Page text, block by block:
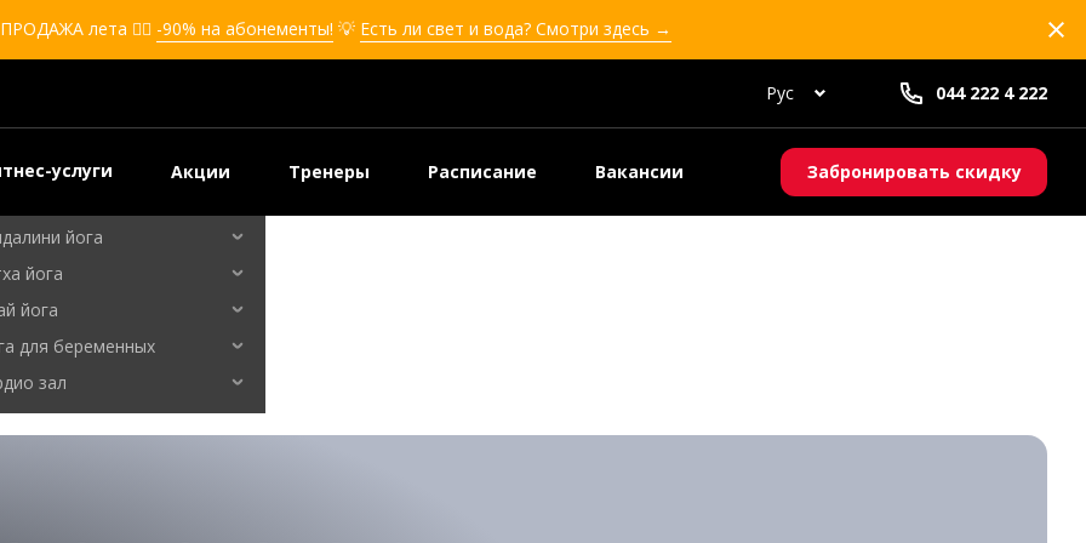
лета ❤️‍🔥 -90% на абонементы! 💡 Есть ли свет и вода? Смотри здесь →
Рус 044 222 4 222
услуги
для девушек
для детей
для девушек
для детей
йога
йога
йога
для беременных
зал
Акции Тренеры Расписание Вакансии Забронировать скидку